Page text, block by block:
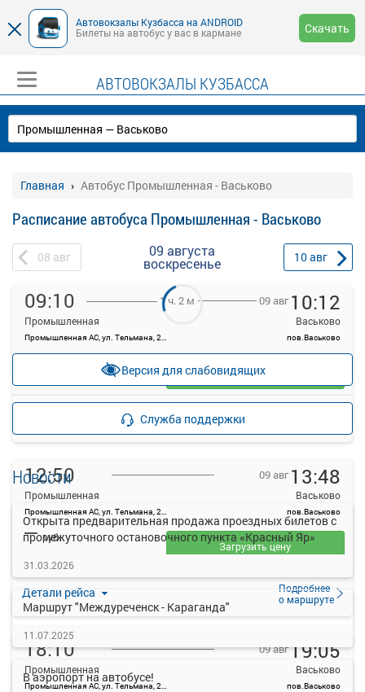
Автовокзалы Кузбасса на ANDROID
Билеты на автобус у вас в кармане
Скачать
АВТОВОКЗАЛЫ КУЗБАССА
Главная Автобус Промышленная - Васьково
Расписание автобуса Промышленная - Васьково
08 авг 09 августа
воскресенье 10авг
09:10
Промышленная
Промышленная АС, ул. Тельмана, 21а
1 ч. 2 м 09 авг 10:12
Васьково
пов.Васьково
—
Загрузить цену
12:50
Промышленная
Промышленная АС, ул. Тельмана, 21а
09 авг 13:48
Васьково
пов.Васьково
Детали рейса
Подробнее
о маршруте
— руб.
Загрузить цену
18:10
Промышленная
Промышленная АС, ул. Тельмана, 21а
09 авг19:05
Васьково
пов.Васьково
Версия для слабовидящих
Служба поддержки
Новости
Открыта предварительная продажа проездных билетов с
промежуточного остановочного пункта «Красный Яр»
31.03.2026
Маршрут "Междуреченск - Караганда"
11.07.2025
В аэропорт на автобусе!